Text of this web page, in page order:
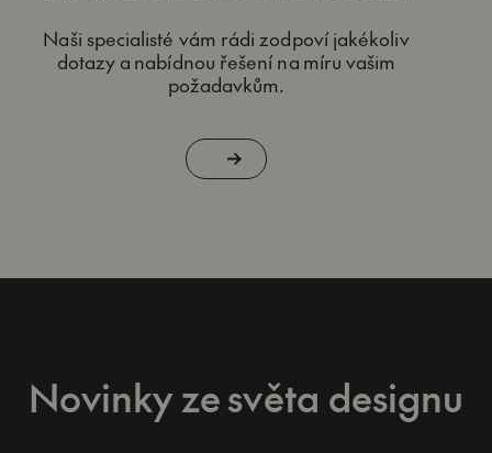
Naši specialisté vám rádi zodpoví jakékoliv
dotazy a nabídnou řešení na míru vašim
požadavkům.
Novinky ze světa designu